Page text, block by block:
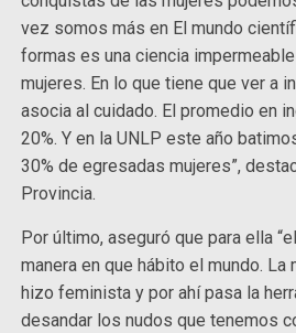
vez somos más en El mundo
formas es una ciencia
mujeres. En lo que tiene que ver a
asocia al cuidado. El promedio en
20%. Y en la UNLP este año
30% de egresadas mujeres”,
Provincia.
Por último, aseguró que para ella
manera en que hábito el mundo. La
hizo feminista y por ahí pasa la
desandar los nudos que tenemos